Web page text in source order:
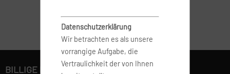
Datenschutzerklärung
Wir betrachten es als unsere
vorrangige Aufgabe, die
Vertraulichkeit der von Ihnen
BILLIGE FLÜGE BUCHEN